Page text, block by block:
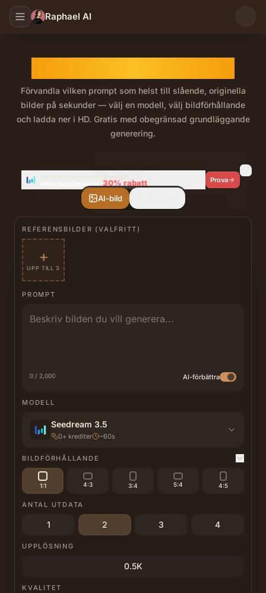
Raphael AI
Förvandla vilken prompt som helst till slående, originella
bilder på sekunder — välj en modell, välj bildförhållande
och ladda ner i HD. Gratis med obegränsad grundläggande
generering.
AI-bild
REFERENSBILDER (VALFRITT)
+
UPP TILL 3
PROMPT
0 / 2,000 AI-förbättra
MODELL
Seedream 3.5
0+ krediter ~60s
BILDFÖRHÅLLANDE
1:1 4:3 3:4 5:4 4:5
ANTAL UTDATA
1 2 3 4
UPPLÖSNING
0.5K
KVALITET
30% rabatt Prova